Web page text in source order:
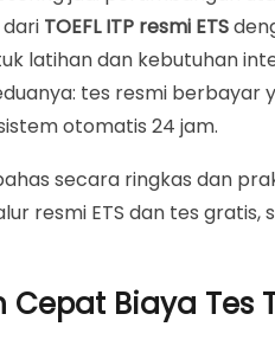
Internasional Paling Mahal
ETS – Paling Populer di
& Tes TOEFL Gratis (Non-
TOEFL ITP Resmi di
dalam Biaya Tes
Online Gratis (Prediction)
TOEFL ITP resmi ETS
latihan dan kebutuhan
tes resmi berbayar
otomatis 24 jam.
secara ringkas dan
resmi ETS dan tes
Cepat Biaya Tes